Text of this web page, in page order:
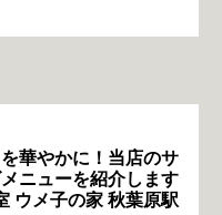
華やかに！当店のサ
ニューを紹介します
ウメ子の家 秋葉原駅